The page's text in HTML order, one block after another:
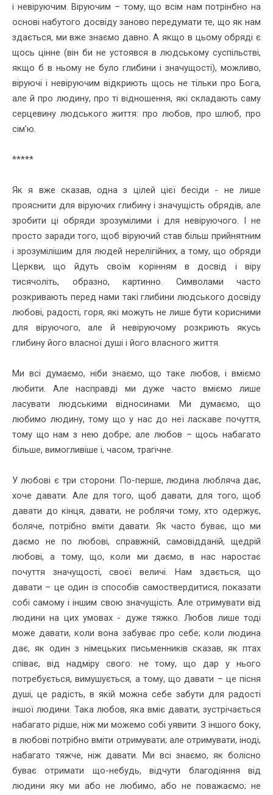
і невіруючим. Віруючим – тому, що всім нам потрінбно на
основі набутого досвіду заново передумати те, що як нам
здається, ми вже знаємо давно. А якщо в цьому обряді є
щось цінне (він би не устоявся в людському суспільстві,
якщо б в ньому не було глибини і значущості), можливо,
віруючі і невіруючим відкриють щось не тільки про Бога,
але й про людину, про ті відношення, які складають саму
серцевину людського життя: про любов, про шлюб, про
сім’ю.
*****
Як я вже сказав, одна з цілей цієї бесіди - не лише
прояснити для віруючих глибину і значущість обрядів, але
зробити ці обряди зрозумілими і для невіруючого. І не
просто заради того, щоб віруючий став більш прийнятним
і зрозумілішим для людей нерелігійних, а тому, що обряди
Церкви, що йдуть своїм корінням в досвід і віру
тисячоліть, образно, картинно. Символами часто
розкривають перед нами такі глибини людського досвіду
любові, радості, горя, які можуть не лише бути корисними
для віруючого, але й невіруючому розкриють якусь
глибину його власної душі і його власного життя.
Ми всі думаємо, ніби знаємо, що таке любов, і вміємо
любити. Але насправді ми дуже часто вміємо лише
ласувати людськими відносинами. Ми думаємо, що
любимо людину, тому що у нас до неї ласкаве почуття,
тому що нам з нею добре; але любов – щось набагато
більше, вимогливіше і, часом, трагічне.
У любові є три сторони. По-перше, людина любляча дає,
хоче давати. Але для того, щоб давати, для того, щоб
давати до кінця, давати, не роблячи тому, хто одержує,
боляче, потрібно вміти давати. Як часто буває, що ми
даємо не по любові, справжній, самовідданій, щедрій
любові, а тому, що, коли ми даємо, в нас наростає
почуття значущості, своєї величі. Нам здається, що
давати – це один із способів самоствердитися, показати
собі самому і іншим свою значущість. Але отримувати від
людини на цих умовах - дуже тяжко. Любов лише тоді
може давати, коли вона забуває про себе; коли людина
дає, як один з німецьких письменників сказав, як птах
співає, від надміру свого: не тому, що дар у нього
потребується, вимушується, а тому, що давати – це пісня
душі, це радість, в якій можна себе забути для радості
іншої людини. Така любов, яка вміє давати, зустрічається
набагато рідше, ніж ми можемо собі уявити. З іншого боку,
в любові потрібно вміти отримувати; але отримувати, іноді,
набагато тяжче, ніж давати. Ми всі знаємо, як болісно
буває отримати що-небудь, відчути благодіяння від
людини яку ми або не любимо, або не поважаємо; не